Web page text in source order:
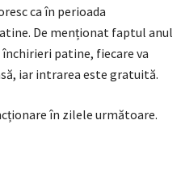
ca în perioada
De menționat faptul anul
închirieri patine, fiecare va
iar intrarea este gratuită.
în zilele următoare.